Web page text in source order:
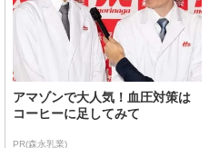
アマゾンで大人気！血圧対策は
コーヒーに足してみて
PR(森永乳業)